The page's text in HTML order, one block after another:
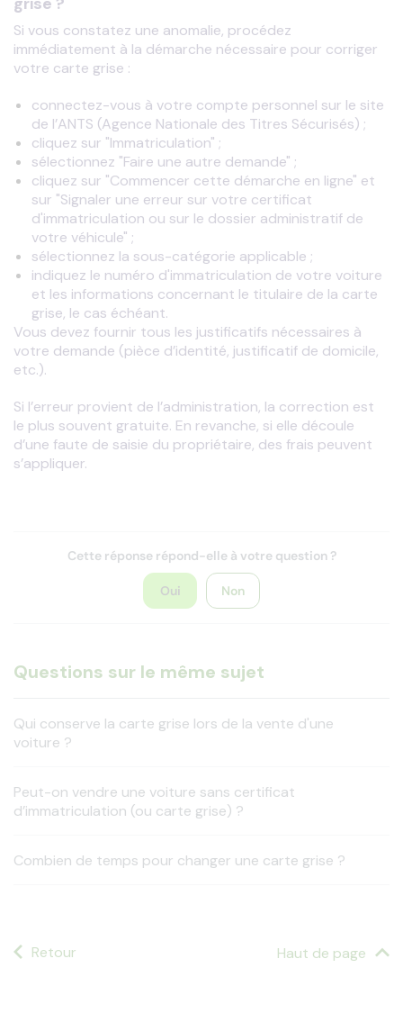
Si vous constatez une anomalie, procédez
immédiatement à la démarche nécessaire pour corriger
connectez-vous à votre compte personnel sur le site
de l’ANTS (Agence Nationale des Titres Sécurisés) ;
cliquez sur "Immatriculation" ;
sélectionnez "Faire une autre demande" ;
cliquez sur "Commencer cette démarche en ligne" et
sur "Signaler une erreur sur votre certificat
d'immatriculation ou sur le dossier administratif de
votre véhicule" ;
sélectionnez la sous-catégorie applicable ;
indiquez le numéro d'immatriculation de votre voiture
et les informations concernant le titulaire de la carte
grise, le cas échéant.
Vous devez fournir tous les justificatifs nécessaires à
votre demande (pièce d’identité, justificatif de domicile,
Si l’erreur provient de l’administration, la correction est
le plus souvent gratuite. En revanche, si elle découle
d’une faute de saisie du propriétaire, des frais peuvent
s’appliquer.
Cette réponse répond-elle à votre question ?
Oui Non
Questions sur le même sujet
Qui conserve la carte grise lors de la vente d'une
voiture ?
Peut-on vendre une voiture sans certificat
d’immatriculation (ou carte grise) ?
Combien de temps pour changer une carte grise ?
Retour Haut de page